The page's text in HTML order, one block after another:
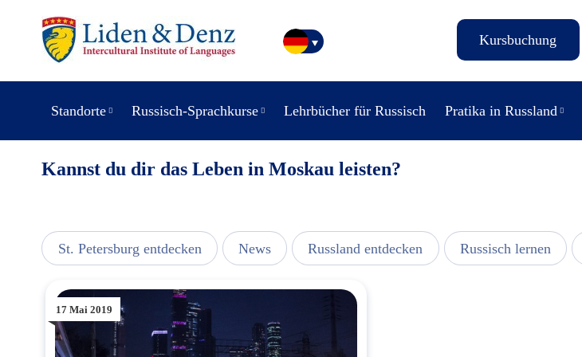
Kursbuchung
Standorte Russisch-Sprachkurse Lehrbücher für Russisch Pratika in Russland
Kannst du dir das Leben in Moskau leisten?
St. Petersburg entdecken News Russland entdecken Russisch lernen
17 Mai 2019